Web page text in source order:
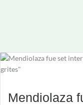
Mendiolaza